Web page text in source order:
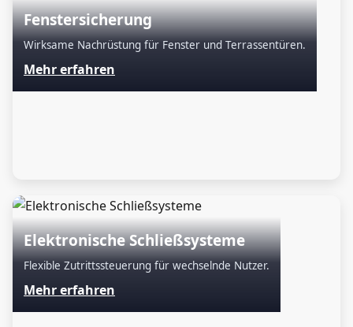
Fenstersicherung
Wirksame Nachrüstung für Fenster und Terrassentüren.
Mehr erfahren
Elektronische Schließsysteme
Flexible Zutrittssteuerung für wechselnde Nutzer.
Mehr erfahren